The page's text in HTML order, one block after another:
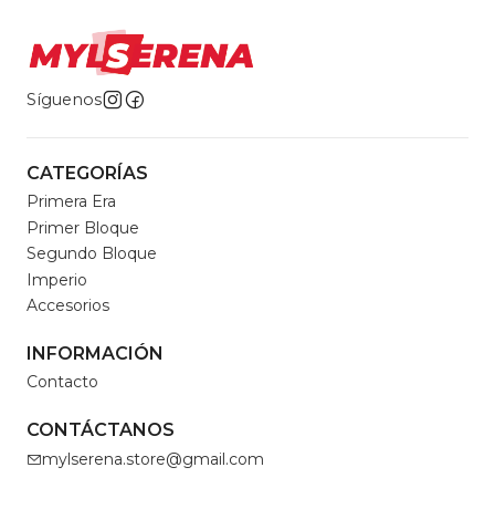
Síguenos
CATEGORÍAS
Primera Era
Primer Bloque
Segundo Bloque
Imperio
Accesorios
INFORMACIÓN
Contacto
CONTÁCTANOS
mylserena.store@gmail.com